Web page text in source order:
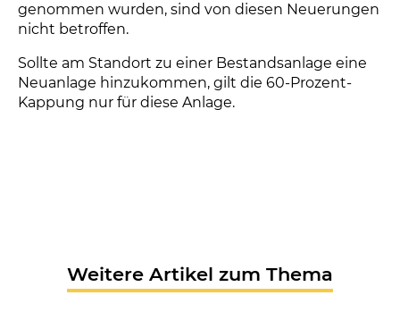
genommen wurden, sind von diesen Neuerungen
nicht betroffen.
Sollte am Standort zu einer Bestandsanlage eine
Neuanlage hinzukommen, gilt die 60-Prozent-
Kappung nur für diese Anlage.
Weitere Artikel zum Thema